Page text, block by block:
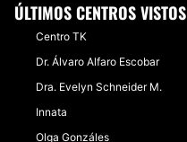
ÚLTIMOS CENTROS VISTOS
Centro TK
Dr. Álvaro Alfaro Escobar
Dra. Evelyn Schneider M.
Innata
Olga Gonzáles